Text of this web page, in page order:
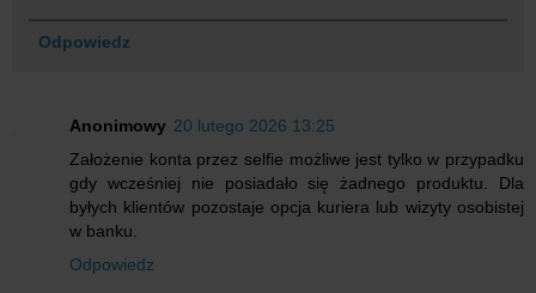
Odpowiedz
Anonimowy 20 lutego 2026 13:25
Założenie konta przez selfie możliwe jest tylko w przypadku
gdy wcześniej nie posiadało się żadnego produktu. Dla
byłych klientów pozostaje opcja kuriera lub wizyty osobistej
w banku.
Odpowiedz